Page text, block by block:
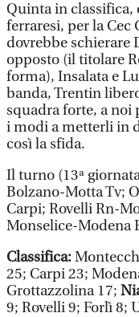
Quinta in
ferraresi, per la
dovrebbe schierare
opposto (il titolare
forma), Insalata e
banda, Trentin
squadra forte, a
i modi a metterli in
così la sfida.
Il turno (13ª
Bolzano-Motta Tv;
Carpi; Rovelli Rn-
Monselice-Modena
Classifica:
25; Carpi 23;
Grottazzolina 17;
9; Rovelli 9; Forlì 8;